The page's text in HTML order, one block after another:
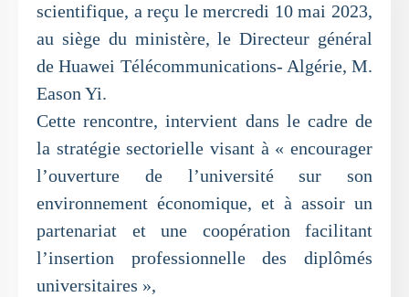
scientifique, a reçu le mercredi 10 mai 2023,
au siège du ministère, le Directeur général
de Huawei Télécommunications- Algérie, M.
Eason Yi.
Cette rencontre, intervient dans le cadre de
la stratégie sectorielle visant à « encourager
l’ouverture de l’université sur son
environnement économique, et à assoir un
partenariat et une coopération facilitant
l’insertion professionnelle des diplômés
universitaires »,